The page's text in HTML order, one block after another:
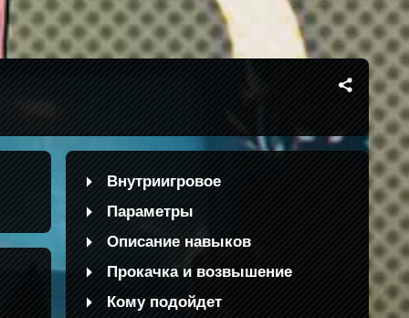
Внутриигровое
Параметры
Описание навыков
Прокачка и возвышение
Кому подойдет